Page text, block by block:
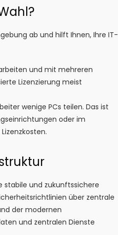
ab und hilft Ihnen, Ihre IT-
und mit mehreren
Lizenzierung meist
wenige PCs teilen. Das ist
oder im
stabile und zukunftssichere
über zentrale
der modernen
und zentralen Dienste